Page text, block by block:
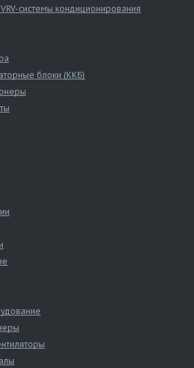
системы кондиционирования
блоки (ККБ)